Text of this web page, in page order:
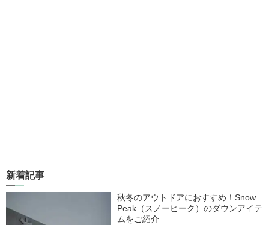
新着記事
秋冬のアウトドアにおすすめ！Snow
Peak（スノーピーク）のダウンアイテ
ムをご紹介